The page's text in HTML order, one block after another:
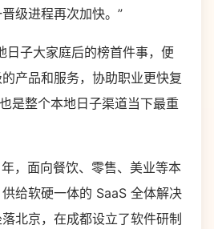
级进程再次加快。”
日子大家庭后的榜首件事，便
产品和服务，协助职业更快复
是整个本地日子渠道当下最重
，面向餐饮、零售、美业等本
给软硬一体的 SaaS 全体解决
北京，在成都设立了软件研制